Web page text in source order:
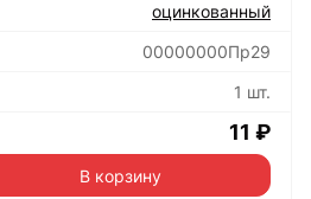
оцинкованный
00000000Пр29
1 шт.
11 ₽
В корзину